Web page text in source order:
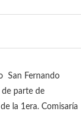
San Fernando
parte de
la 1era. Comisaría